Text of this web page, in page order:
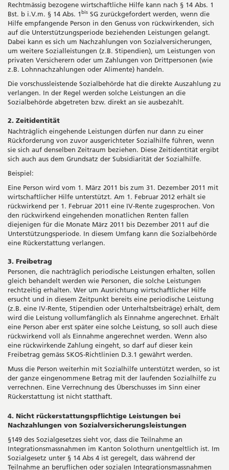
Rechtmässig bezogene wirtschaftliche Hilfe kann nach § 14 Abs. 1
Bst. b i.V.m. § 14 Abs. 1 bis SG zurückgefordert werden, wenn die
Hilfe empfangende Person in den Genuss von rückwirkenden, sich
auf die Unterstützungsperiode beziehenden Leistungen gelangt.
Dabei kann es sich um Nachzahlungen von Sozialversicherungen,
um weitere Sozialleistungen (z.B. Stipendien), um Leistungen von
privaten Versicherern oder um Zahlungen von Drittpersonen (wie
z.B. Lohnnachzahlungen oder Alimente) handeln.
Die vorschussleistende Sozialbehörde hat die direkte Auszahlung zu
verlangen. In der Regel werden solche Leistungen an die
Sozialbehörde abgetreten bzw. direkt an sie ausbezahlt.
2. Zeitidentität
Nachträglich eingehende Leistungen dürfen nur dann zu einer
Rückforderung von zuvor ausgerichteter Sozialhilfe führen, wenn
sie sich auf denselben Zeitraum beziehen. Diese Zeitidentität ergibt
sich auch aus dem Grundsatz der Subsidiarität der Sozialhilfe.
Beispiel:
Eine Person wird vom 1. März 2011 bis zum 31. Dezember 2011 mit
wirtschaftlicher Hilfe unterstützt. Am 1. Februar 2012 erhält sie
rückwirkend per 1. Februar 2011 eine IV-Rente zugesprochen. Von
den rückwirkend eingehenden monatlichen Renten fallen
diejenigen für die Monate März 2011 bis Dezember 2011 auf die
Unterstützungsperiode. In diesem Umfang kann die Sozialbehörde
eine Rückerstattung verlangen.
3. Freibetrag
Personen, die nachträglich periodische Leistungen erhalten, sollen
gleich behandelt werden wie Personen, die solche Leistungen
rechtzeitig erhalten. Wer um Ausrichtung wirtschaftlicher Hilfe
ersucht und in diesem Zeitpunkt bereits eine periodische Leistung
(z.B. eine IV-Rente, Stipendien oder Unterhaltsbeiträge) erhält, dem
wird die Leistung vollumfänglich als Einnahme angerechnet. Erhält
eine Person aber erst später eine solche Leistung, so soll auch diese
rückwirkend voll als Einnahme angerechnet werden. Wenn also
eine rückwirkende Zahlung eingeht, so darf auf dieser kein
Freibetrag gemäss SKOS-Richtlinien D.3.1 gewährt werden.
Muss die Person weiterhin mit Sozialhilfe unterstützt werden, so ist
der ganze eingenommene Betrag mit der laufenden Sozialhilfe zu
verrechnen. Eine Verrechnung des Überschusses im Sinn einer
Rückerstattung ist nicht statthaft.
4. Nicht rückerstattungspflichtige Leistungen bei
Nachzahlungen von Sozialversicherungsleistungen
§149 des Sozialgesetzes sieht vor, dass die Teilnahme an
Integrationsmassnahmen im Kanton Solothurn unentgeltlich ist. Im
Sozialgesetz unter § 14 Abs 4 ist geregelt, dass während der
Teilnahme an beruflichen oder sozialen Integrationsmassnahmen